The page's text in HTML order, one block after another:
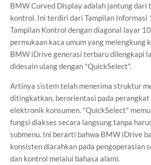
BMW Curved Display adalah jantung dari
kontrol. Ini terdiri dari Tampilan Informasi
Tampilan Kontrol dengan diagonal layar
permukaan kaca umum yang melengkung
BMW iDrive generasi terbaru dilengkapi
didesain ulang dengan "QuickSelect".
Artinya sistem telah menerima struktur
ditingkatkan, berorientasi pada
elektronik konsumen. "QuickSelect"
fungsi diakses secara langsung tanpa
submenu. Ini berarti bahwa BMW iDrive
konsisten diarahkan pada pengoperasian
dan kontrol melalui bahasa alami.